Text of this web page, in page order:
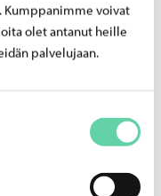
Kumppanimme voivat
olet antanut heille
palvelujaan.